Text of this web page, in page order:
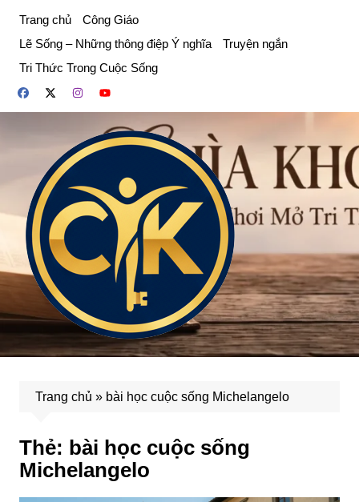
phần
dung
Trang chủ
Công Giáo
Lẽ Sống – Những thông điệp Ý nghĩa
Truyện ngắn
Tri Thức Trong Cuộc Sống
Trang chủ » bài học cuộc sống Michelangelo
Thẻ: bài học cuộc sống
Michelangelo